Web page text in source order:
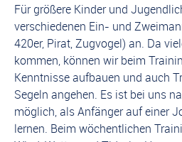
Für größere Kinder und
verschiedenen Ein- und
420er, Pirat, Zugvogel) an. Da
kommen, können wir beim
Kenntnisse aufbauen und auch
Segeln angehen. Es ist bei uns
möglich, als Anfänger auf einer
lernen. Beim wöchentlichen